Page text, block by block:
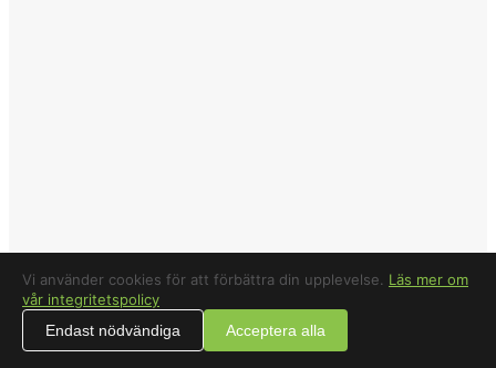
Vi använder cookies för att förbättra din upplevelse. Läs mer om
vår integritetspolicy
Endast nödvändiga
Acceptera alla